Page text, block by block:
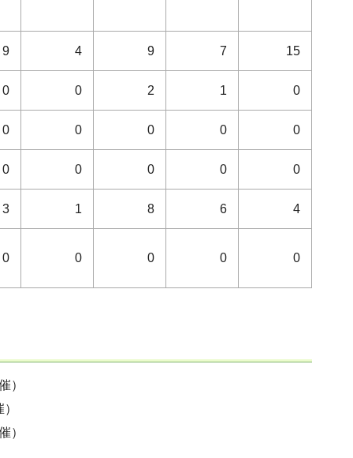
9 4 9 7 15
0 0 2 1 0
0 0 0 0 0
0 0 0 0 0
3 1 8 6 4
0 0 0 0 0
）
）